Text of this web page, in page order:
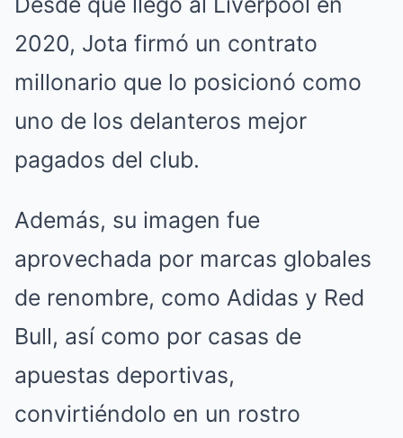
2020, Jota firmó un contrato
millonario que lo posicionó como
uno de los delanteros mejor
pagados del club.
Además, su imagen fue
aprovechada por marcas globales
de renombre, como Adidas y Red
Bull, así como por casas de
apuestas deportivas,
convirtiéndolo en un rostro